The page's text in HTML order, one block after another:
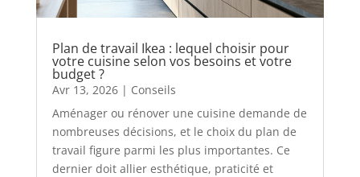
Plan de travail Ikea : lequel choisir pour
votre cuisine selon vos besoins et votre
budget ?
Avr 13, 2026| Conseils
Aménager ou rénover une cuisine demande de
nombreuses décisions, et le choix du plan de
travail figure parmi les plus importantes. Ce
dernier doit allier esthétique, praticité et